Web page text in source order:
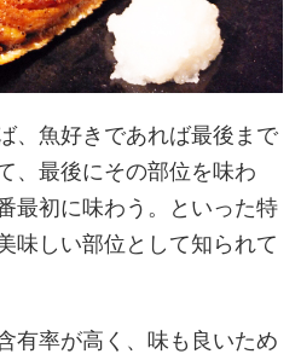
、魚好きであれば最後まで
、最後にその部位を味わ
最初に味わう。といった特
味しい部位として知られて
有率が高く、味も良いため